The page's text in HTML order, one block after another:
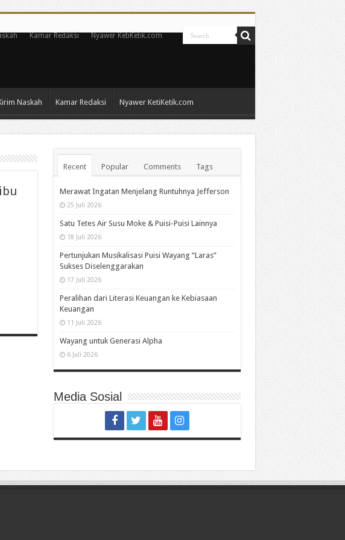
Kamar Redaksi Nyawer KetiKetik.com
Naskah Kamar Redaksi Nyawer KetiKetik.com
Recent Popular Comments Tags
Merawat Ingatan Menjelang Runtuhnya Jefferson
25 Juli 2026
Satu Tetes Air Susu Moke & Puisi-Puisi Lainnya
18 Juli 2026
Pertunjukan Musikalisasi Puisi Wayang “Laras”
Sukses Diselenggarakan
17 Juli 2026
Peralihan dari Literasi Keuangan ke Kebiasaan
Keuangan
11 Juli 2026
Wayang untuk Generasi Alpha
6 Juli 2026
Media Sosial